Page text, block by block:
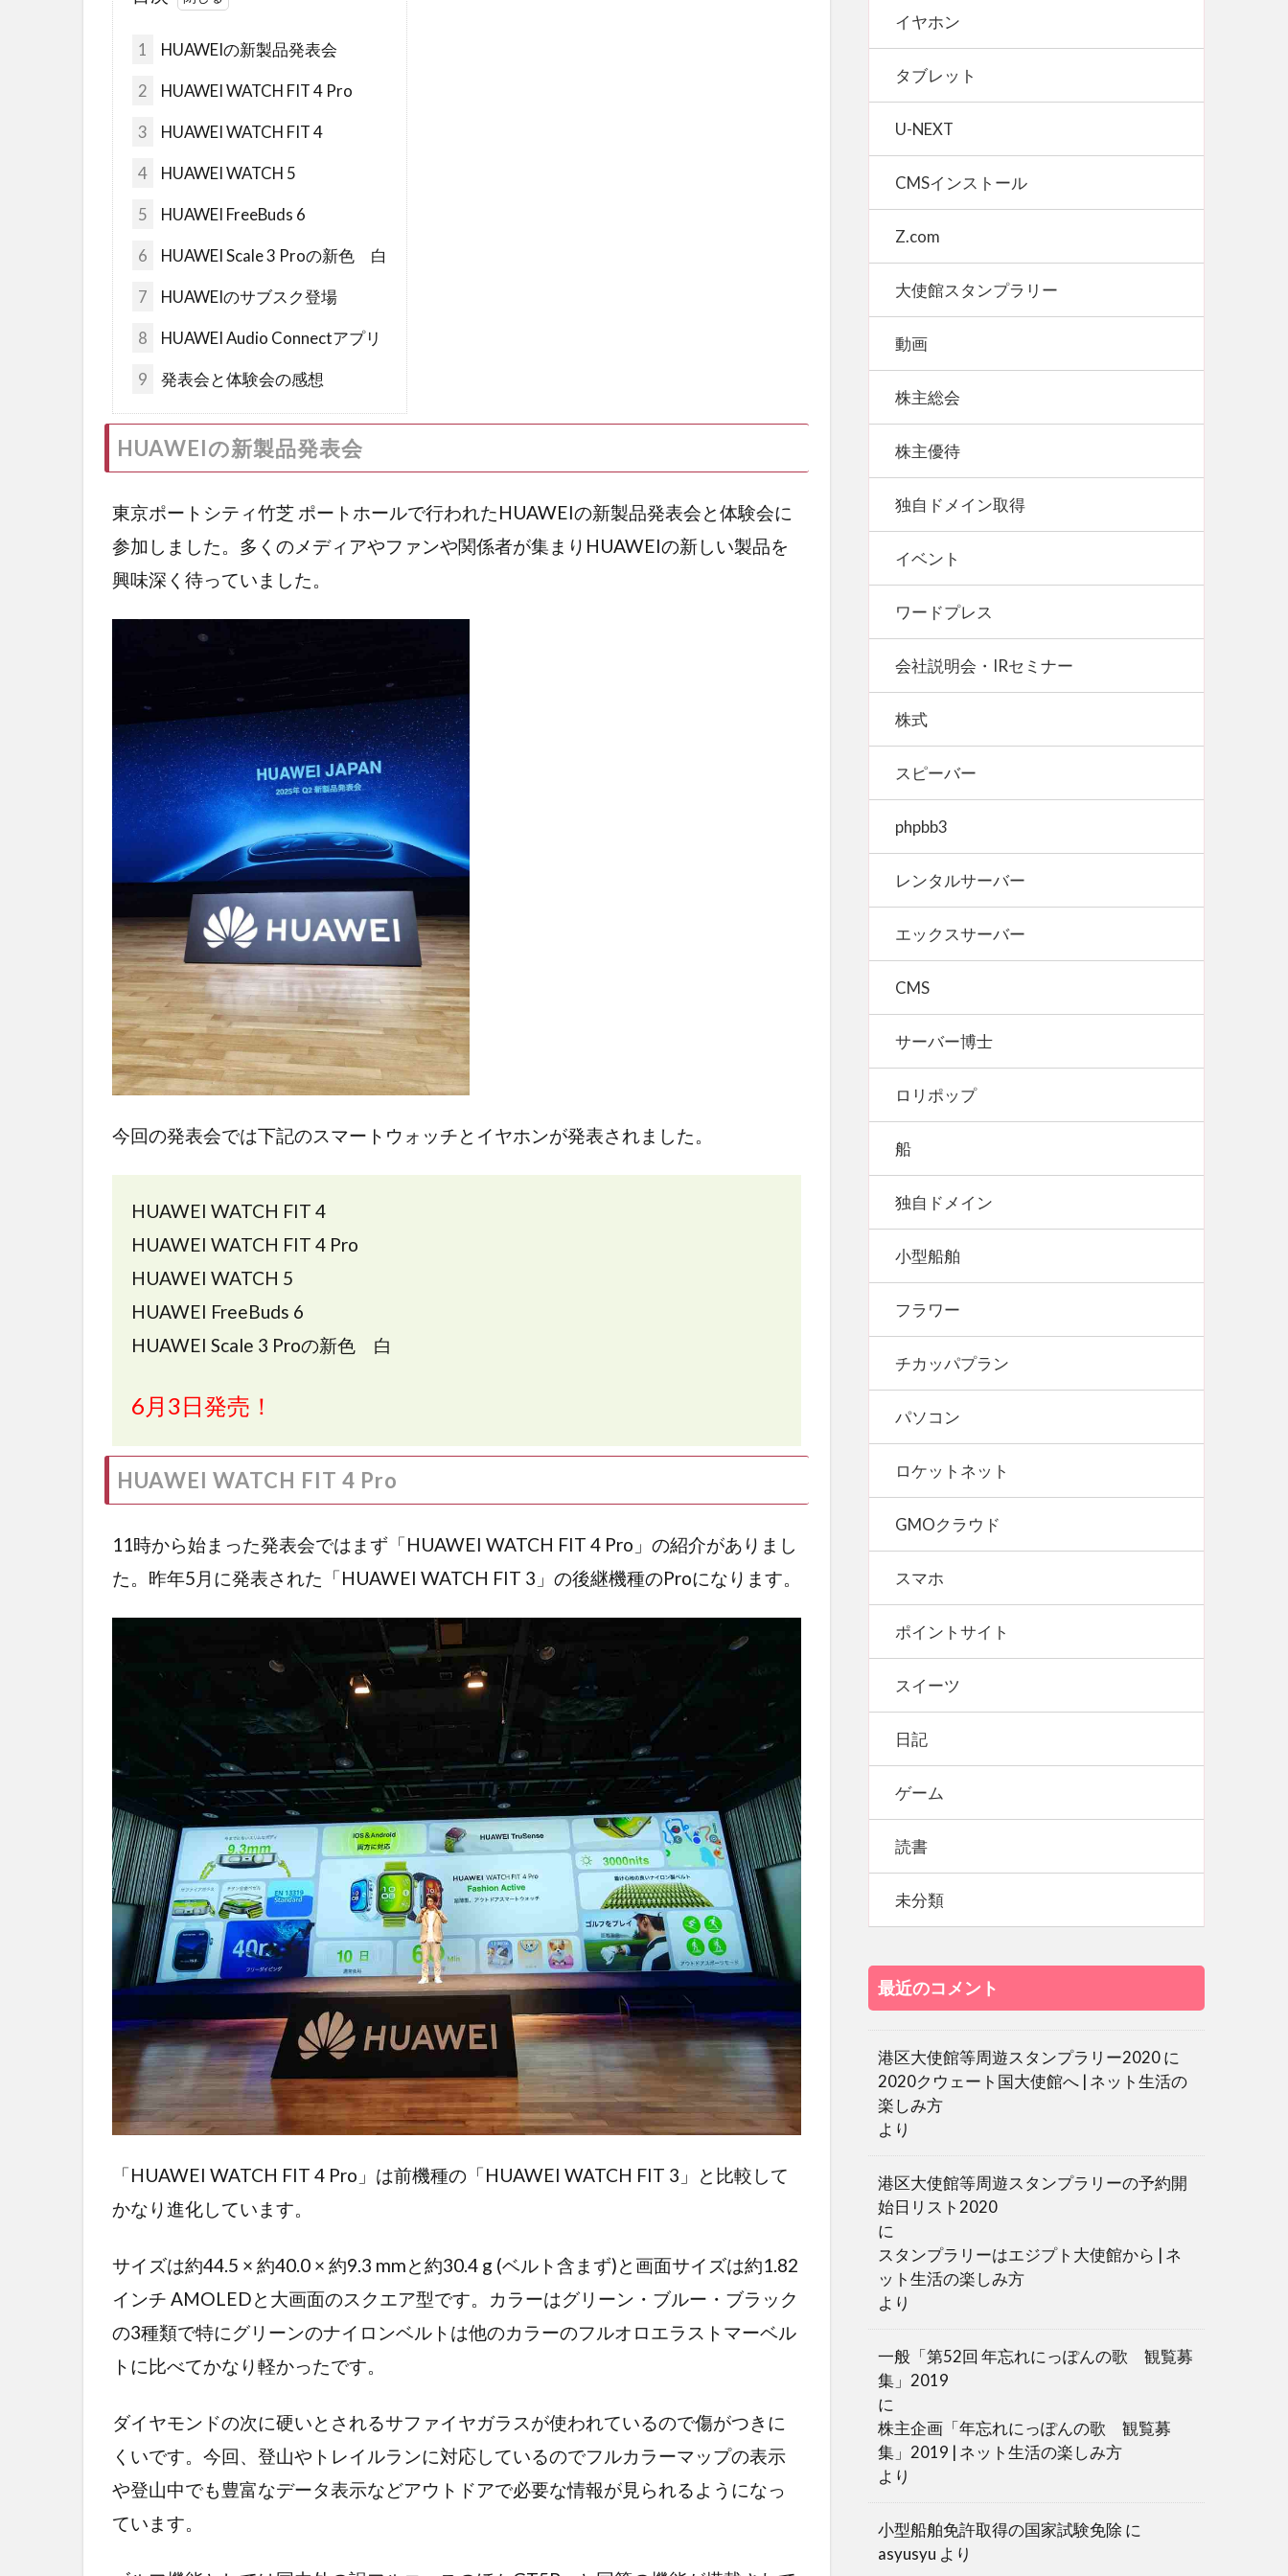
1 HUAWEIの新製品発表会
2 HUAWEI WATCH FIT 4 Pro
3 HUAWEI WATCH FIT 4
4 HUAWEI WATCH 5
5 HUAWEI FreeBuds 6
6 HUAWEI Scale 3 Proの新色 白
7 HUAWEIのサブスク登場
8 HUAWEI Audio Connectアプリ
9 発表会と体験会の感想
HUAWEIの新製品発表会
東京ポートシティ竹芝 ポートホールで行われたHUAWEIの新製品発表会と体験会に
参加しました。多くのメディアやファンや関係者が集まりHUAWEIの新しい製品を
興味深く待っていました。
今回の発表会では下記のスマートウォッチとイヤホンが発表されました。
HUAWEI WATCH FIT 4
HUAWEI WATCH FIT 4 Pro
HUAWEI WATCH 5
HUAWEI FreeBuds 6
HUAWEI Scale 3 Proの新色 白
6月3日発売！
HUAWEI WATCH FIT 4 Pro
11時から始まった発表会ではまず「HUAWEI WATCH FIT 4 Pro」の紹介がありまし
た。昨年5月に発表された「HUAWEI WATCH FIT 3」の後継機種のProになります。
「HUAWEI WATCH FIT 4 Pro」は前機種の「HUAWEI WATCH FIT 3」と比較して
かなり進化しています。
サイズは約44.5 × 約40.0 × 約9.3 mmと約30.4 g (ベルト含まず)と画面サイズは約1.82
インチ AMOLEDと大画面のスクエア型です。カラーはグリーン・ブルー・ブラック
の3種類で特にグリーンのナイロンベルトは他のカラーのフルオロエラストマーベル
トに比べてかなり軽かったです。
ダイヤモンドの次に硬いとされるサファイヤガラスが使われているので傷がつきに
くいです。今回、登山やトレイルランに対応しているのでフルカラーマップの表示
や登山中でも豊富なデータ表示などアウトドアで必要な情報が見られるようになっ
ています。
イヤホン
タブレット
U-NEXT
CMSインストール
Z.com
大使館スタンプラリー
動画
株主総会
株主優待
独自ドメイン取得
イベント
ワードプレス
会社説明会・IRセミナー
株式
スピーバー
phpbb3
レンタルサーバー
エックスサーバー
CMS
サーバー博士
ロリポップ
船
独自ドメイン
小型船舶
フラワー
チカッパプラン
パソコン
ロケットネット
GMOクラウド
スマホ
ポイントサイト
スイーツ
日記
ゲーム
読書
未分類
最近のコメント
港区大使館等周遊スタンプラリー2020に
2020クウェート国大使館へ | ネット生活の
楽しみ方
より
港区大使館等周遊スタンプラリーの予約開
始日リスト2020
に
スタンプラリーはエジプト大使館から | ネ
ット生活の楽しみ方
より
一般「第52回 年忘れにっぽんの歌 観覧募
集」2019
に
株主企画「年忘れにっぽんの歌 観覧募
集」2019 | ネット生活の楽しみ方
より
小型船舶免許取得の国家試験免除 に
asyusyu より